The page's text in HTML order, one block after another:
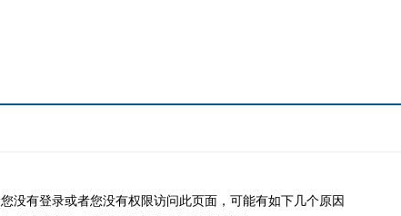
您没有登录或者您没有权限访问此页面，可能有如下几个原因